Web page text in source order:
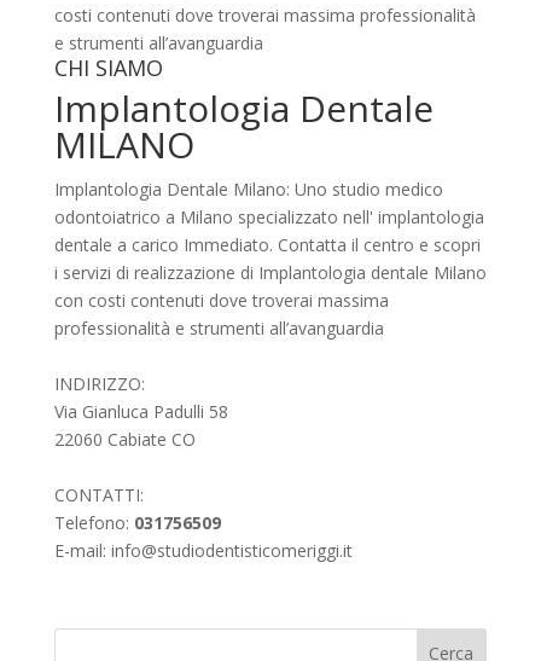
costi contenuti dove troverai massima professionalità
e strumenti all’avanguardia
CHI SIAMO
Implantologia Dentale
MILANO
Implantologia Dentale Milano: Uno studio medico
odontoiatrico a Milano specializzato nell' implantologia
dentale a carico Immediato. Contatta il centro e scopri
i servizi di realizzazione di Implantologia dentale Milano
con costi contenuti dove troverai massima
professionalità e strumenti all’avanguardia
INDIRIZZO:
Via Gianluca Padulli 58
22060 Cabiate CO
CONTATTI:
Telefono: 031756509
E-mail: info@studiodentisticomeriggi.it